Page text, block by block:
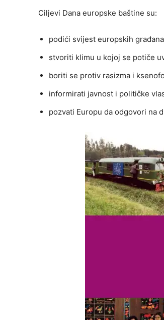
Ciljevi Dana europske baštine su:
podići svijest europskih
stvoriti klimu u kojoj se potiče
boriti se protiv rasizma i
informirati javnost i političke
pozvati Europu da odgovori na